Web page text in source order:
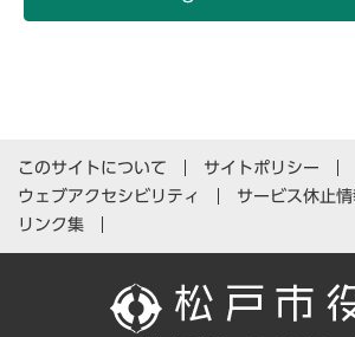
このサイトについて
サイトポリシー
ウェブアクセシビリティ
サービス休止情
リンク集